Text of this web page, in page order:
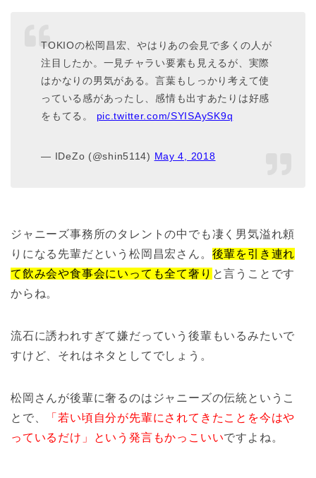
TOKIOの松岡昌宏、やはりあの会見で多くの人が
注目したか。一見チャラい要素も見えるが、実際
はかなりの男気がある。言葉もしっかり考えて使
っている感があったし、感情も出すあたりは好感
をもてる。 pic.twitter.com/SYISAySK9q
— IDeZo (@shin5114) May 4, 2018
ジャニーズ事務所のタレントの中でも凄く男気溢れ頼
りになる先輩だという松岡昌宏さん。 後輩を引き連れ
て飲み会や食事会にいっても全て奢り と言うことです
からね。
流石に誘われすぎて嫌だっていう後輩もいるみたいで
すけど、それはネタとしてでしょう。
松岡さんが後輩に奢るのはジャニーズの伝統というこ
とで、
「若い頃自分が先輩にされてきたことを今はや
っているだけ」という発言もかっこいいですよね。